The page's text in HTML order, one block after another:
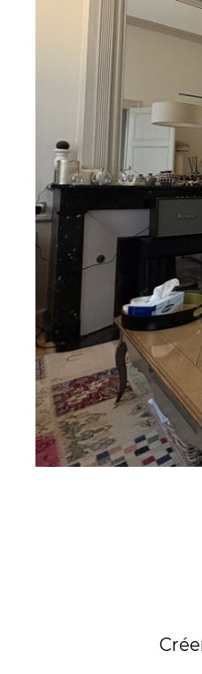
SUR